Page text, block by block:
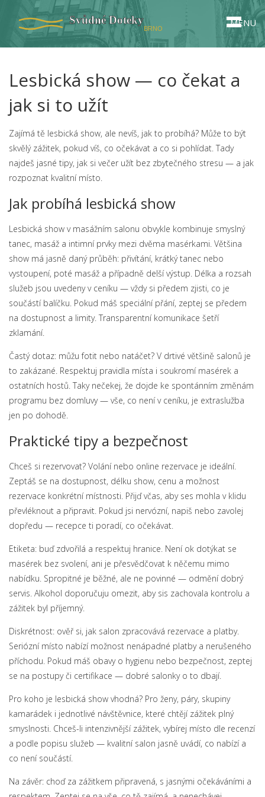
MENU
Lesbická show — co čekat a
jak si to užít
Zajímá tě lesbická show, ale nevíš, jak to probíhá? Může to být
skvělý zážitek, pokud víš, co očekávat a co si pohlídat. Tady
najdeš jasné tipy, jak si večer užít bez zbytečného stresu — a jak
rozpoznat kvalitní místo.
Jak probíhá lesbická show
Lesbická show v masážním salonu obvykle kombinuje smyslný
tanec, masáž a intimní prvky mezi dvěma masérkami. Většina
show má jasně daný průběh: přivítání, krátký tanec nebo
vystoupení, poté masáž a případně delší výstup. Délka a rozsah
služeb jsou uvedeny v ceníku — vždy si předem zjisti, co je
součástí balíčku. Pokud máš speciální přání, zeptej se předem
na dostupnost a limity. Transparentní komunikace šetří
zklamání.
Častý dotaz: můžu fotit nebo natáčet? V drtivé většině salonů je
to zakázané. Respektuj pravidla místa i soukromí masérek a
ostatních hostů. Taky nečekej, že dojde ke spontánním změnám
programu bez domluvy — vše, co není v ceníku, je extraslužba
jen po dohodě.
Praktické tipy a bezpečnost
Chceš si rezervovat? Volání nebo online rezervace je ideální.
Zeptáš se na dostupnost, délku show, cenu a možnost
rezervace konkrétní místnosti. Přijď včas, aby ses mohla v klidu
převléknout a připravit. Pokud jsi nervózní, napiš nebo zavolej
dopředu — recepce ti poradí, co očekávat.
Etiketa: buď zdvořilá a respektuj hranice. Není ok dotýkat se
masérek bez svolení, ani je přesvědčovat k něčemu mimo
nabídku. Spropitné je běžné, ale ne povinné — odmění dobrý
servis. Alkohol doporučuju omezit, aby sis zachovala kontrolu a
zážitek byl příjemný.
Diskrétnost: ověř si, jak salon zpracovává rezervace a platby.
Seriózní místo nabízí možnost nenápadné platby a nerušeného
příchodu. Pokud máš obavy o hygienu nebo bezpečnost, zeptej
se na postupy či certifikace — dobré salonky o to dbají.
Pro koho je lesbická show vhodná? Pro ženy, páry, skupiny
kamarádek i jednotlivé návštěvnice, které chtějí zážitek plný
smyslnosti. Chceš-li intenzivnější zážitek, vybírej místo dle recenzí
a podle popisu služeb — kvalitní salon jasně uvádí, co nabízí a
co není součástí.
Na závěr: choď za zážitkem připravená, s jasnými očekáváními a